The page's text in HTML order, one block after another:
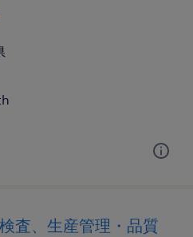
査、生産管理・品質